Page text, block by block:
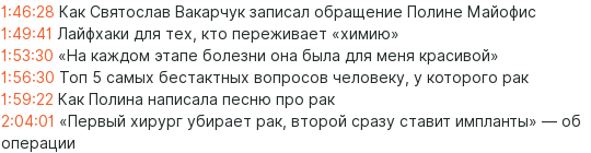
1:46:28 Как Святослав Вакарчук записал обращение Полине Майофис
1:49:41 Лайфхаки для тех, кто переживает «химию»
1:53:30 «На каждом этапе болезни она была для меня красивой»
1:56:30 Топ 5 самых бестактных вопросов человеку, у которого рак
1:59:22 Как Полина написала песню про рак
2:04:01 «Первый хирург убирает рак, второй сразу ставит импланты» — об
операции